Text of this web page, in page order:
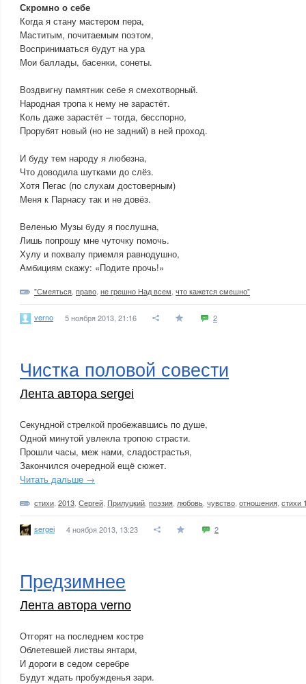
Скромно о себе
Когда я стану мастером пера,
Маститым, почитаемым поэтом,
Восприниматься будут на ура
Мои баллады, басенки, сонеты.
Воздвигну памятник себе я смехотворный.
Народная тропа к нему не зарастёт.
Коль даже зарастёт – тогда, бесспорно,
Прорубят новый (но не задний) в ней проход.
И буду тем народу я любезна,
Что доводила шутками до слёз.
Хотя Пегас (по слухам достоверным)
Меня к Парнасу так и не довёз.
Веленью Музы буду я послушна,
Лишь попрошу мне чуточку помочь.
Хулу и похвалу приемля равнодушно,
Амбициям скажу: «Подите прочь!»
"Смеяться право не грешно Над всем что кажется смешно"
verno 5 ноября 2013, 21:16 2
Чистка половой совести
Лента автора sergei
Секундной стрелкой пробежавшись по душе,
Одной минутой увлекла тропою страсти.
Прошли часы, меж нами, сладострастья,
Закончился очередной ещё сюжет.
Читать дальше →
стихи 2013 Сергей Прилуцкий поэзия любовь чувство отношения стихи
sergei 4 ноября 2013, 13:23 2
Предзимнее
Лента автора verno
Отгорят на последнем костре
Облетевшей листвы янтари,
И дороги в седом серебре
Будут ждать пробужденья зари.